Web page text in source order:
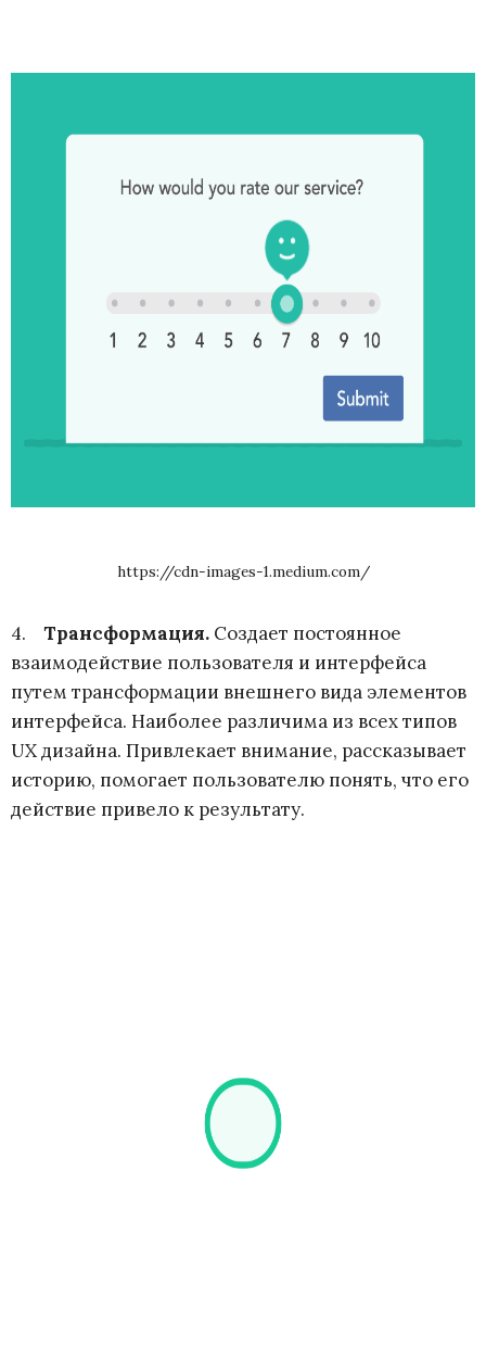
https://cdn-images-1.medium.com/
4. Трансформация. Создает постоянное
взаимодействие пользователя и интерфейса
путем трансформации внешнего вида элементов
интерфейса. Наиболее различима из всех типов
UX дизайна. Привлекает внимание, рассказывает
историю, помогает пользователю понять, что его
действие привело к результату.